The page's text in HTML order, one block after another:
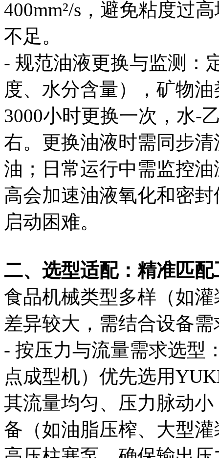
400mm²/s，避免粘度过
不足。
- 规范油液更换与监测：
度、水分含量），矿物
3000小时更换一次，水-
右。更换油液时需同步
油；日常运行中需监控
高会加速油液氧化和密
启动困难。
二、选型适配：精准匹
食品机械类型多样（如
差异较大，需结合设备
- 按压力与流量需求选型
点成型机）优先选用
其流量均匀、压力脉动
备（如油脂压榨、大型